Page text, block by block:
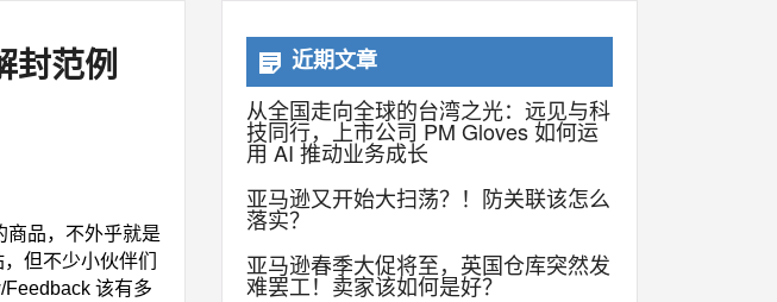
封范例
商品，不外乎就是
但不少小伙伴们
该有多
近期文章
从全国走向全球的台湾之光：远见与科
技同行，上市公司 PM Gloves 如何运
用 AI 推动业务成长
亚马逊又开始大扫荡？！防关联该怎么
落实？
亚马逊春季大促将至，英国仓库突然发
难罢工！卖家该如何是好？